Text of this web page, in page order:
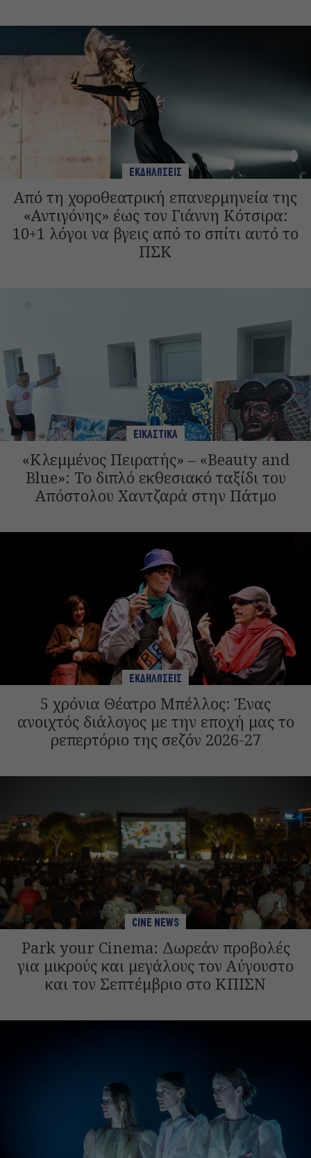
ΕΚΔΗΛΩΣΕΙΣ
Από τη χοροθεατρική επανερμηνεία της
«Αντιγόνης» έως τον Γιάννη Κότσιρα:
10+1 λόγοι να βγεις από το σπίτι αυτό το
ΠΣΚ
ΕΙΚΑΣΤΙΚΑ
«Κλεμμένος Πειρατής» – «Beauty and
Blue»: Το διπλό εκθεσιακό ταξίδι του
Απόστολου Χαντζαρά στην Πάτμο
ΕΚΔΗΛΩΣΕΙΣ
5 χρόνια Θέατρο Μπέλλος: Ένας
ανοιχτός διάλογος με την εποχή μας το
ρεπερτόριο της σεζόν 2026-27
CINE NEWS
Park your Cinema: Δωρεάν προβολές
για μικρούς και μεγάλους τον Αύγουστο
και τον Σεπτέμβριο στο ΚΠΙΣΝ